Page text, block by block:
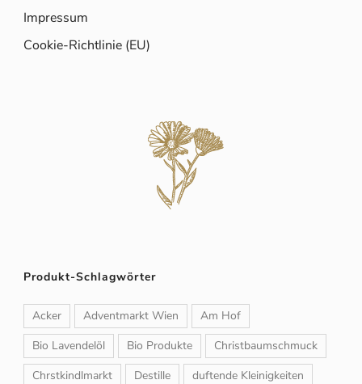
Impressum
Cookie-Richtlinie (EU)
Produkt-Schlagwörter
Acker Adventmarkt Wien
Am Hof
Bio Lavendelöl
Bio Produkte
Christbaumschmuck
Chrstkindlmarkt
Destille
duftende Kleinigkeiten